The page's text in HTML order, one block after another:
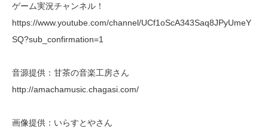
ゲーム実況チャンネル！
https://www.youtube.com/channel/UCf1oScA343Saq8JPyUmeY
SQ?sub_confirmation=1
音源提供：甘茶の音楽工房さん
http://amachamusic.chagasi.com/
画像提供：いらすとやさん